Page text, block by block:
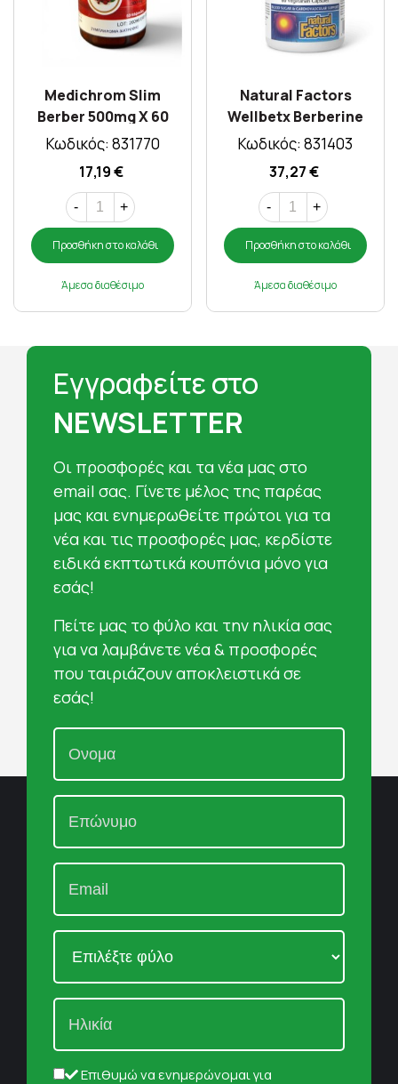
Medichrom Slim
Berber 500mg X 60
Caps
Κωδικός: 831770
17,19 €
- +
Προσθήκη στο καλάθι
Άμεσα διαθέσιμο
Natural Factors
Wellbetx Berberine
500mg X 60caps
Κωδικός: 831403
37,27 €
- +
Προσθήκη στο καλάθι
Άμεσα διαθέσιμο
Εγγραφείτε στο
NEWSLETTER
Oι προσφορές και τα νέα μας στο
email σας. Γίνετε μέλος της παρέας
μας και ενημερωθείτε πρώτοι για τα
νέα και τις προσφορές μας, κερδίστε
ειδικά εκπτωτικά κουπόνια μόνο για
εσάς!
Πείτε μας το φύλο και την ηλικία σας
για να λαμβάνετε νέα & προσφορές
που ταιριάζουν αποκλειστικά σε
εσάς!
Επιθυμώ να ενημερώνομαι για